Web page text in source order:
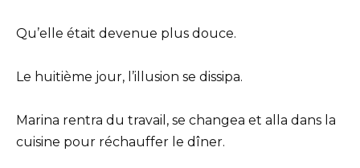
Qu’elle était devenue plus douce.
Le huitième jour, l’illusion se dissipa.
Marina rentra du travail, se changea et alla dans la
cuisine pour réchauffer le dîner.